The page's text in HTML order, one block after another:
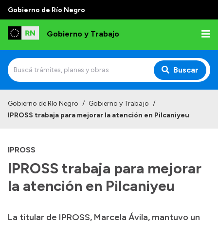
Gobierno de Río Negro
Gobierno y Trabajo
Buscar
Delegaciones
Normativa
Gobierno de Río Negro / Gobierno y Trabajo /
IPROSS trabaja para mejorar la atención en Pilcaniyeu
IPROSS
IPROSS trabaja para mejorar
la atención en Pilcaniyeu
La titular de IPROSS, Marcela Ávila, mantuvo un